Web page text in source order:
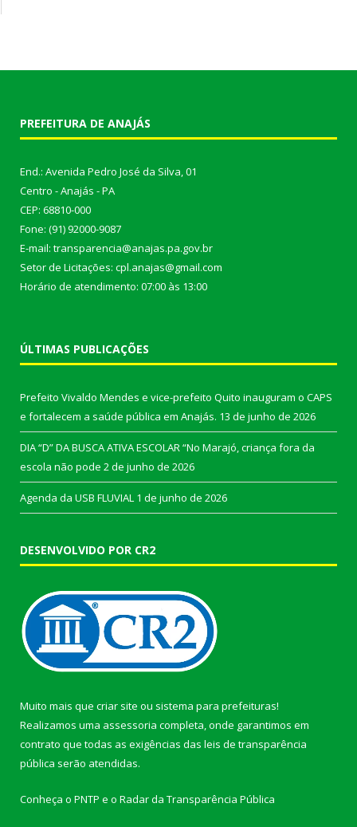
PREFEITURA DE ANAJÁS
End.: Avenida Pedro José da Silva, 01
Centro - Anajás - PA
CEP: 68810-000
Fone: (91) 92000-9087
E-mail: transparencia@anajas.pa.gov.br
Setor de Licitações: cpl.anajas@gmail.com
Horário de atendimento: 07:00 às 13:00
ÚLTIMAS PUBLICAÇÕES
Prefeito Vivaldo Mendes e vice-prefeito Quito inauguram o CAPS
e fortalecem a saúde pública em Anajás. 13 de junho de 2026
DIA “D” DA BUSCA ATIVA ESCOLAR “No Marajó, criança fora da
escola não pode 2 de junho de 2026
Agenda da USB FLUVIAL 1 de junho de 2026
DESENVOLVIDO POR CR2
Muito mais que criar site ou sistema para prefeituras!
Realizamos uma assessoria completa, onde garantimos em
contrato que todas as exigências das leis de transparência
pública serão atendidas.
Conheça o PNTP e o Radar da Transparência Pública